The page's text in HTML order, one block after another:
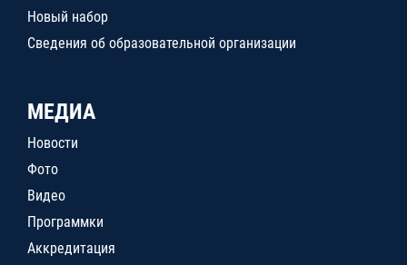
Новый набор
Сведения об образовательной организации
МЕДИА
Новости
Фото
Видео
Программки
Аккредитация